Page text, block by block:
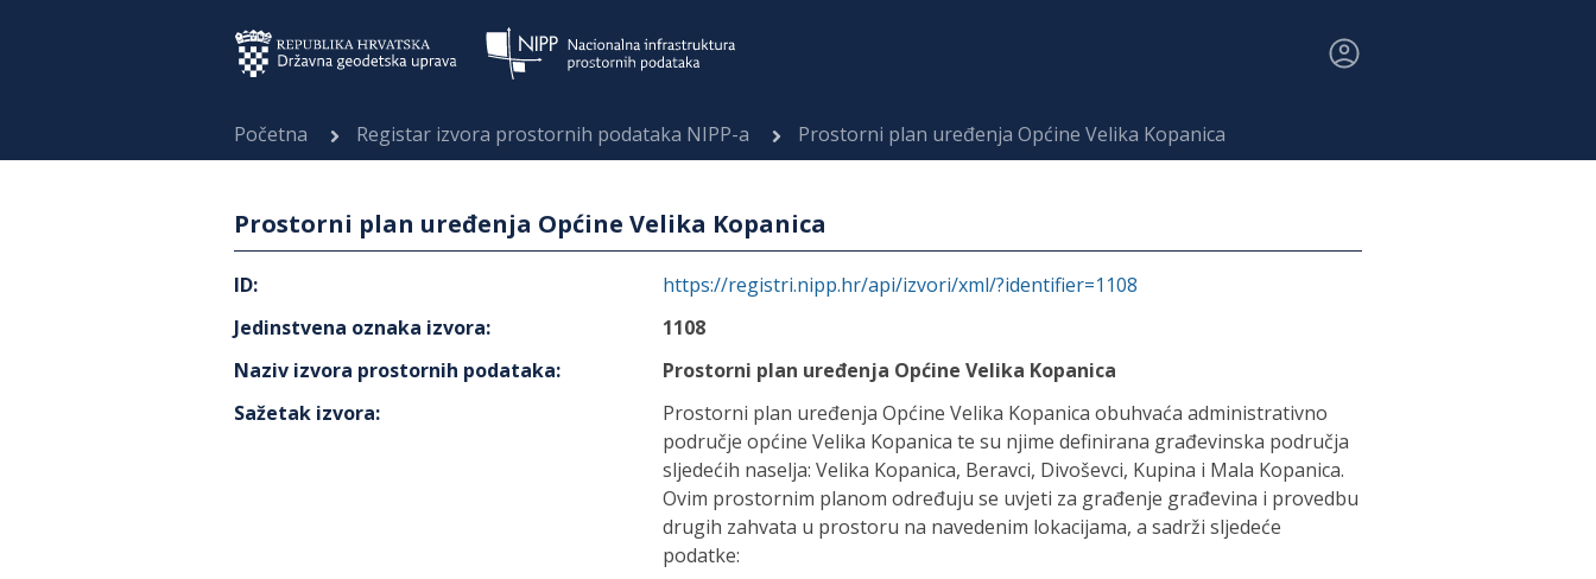
Početna Registar izvora prostornih podataka NIPP-a Prostorni plan uređenja Općine Velika Kopanica
Prostorni plan uređenja Općine Velika Kopanica
ID:
https://registri.nipp.hr/api/izvori/xml/?identifier=1108
Jedinstvena oznaka izvora:
1108
Naziv izvora prostornih podataka:
Prostorni plan uređenja Općine Velika Kopanica
Sažetak izvora:
Prostorni plan uređenja Općine Velika Kopanica obuhvaća administrativno
područje općine Velika Kopanica te su njime definirana građevinska područja
sljedećih naselja: Velika Kopanica, Beravci, Divoševci, Kupina i Mala Kopanica.
Ovim prostornim planom određuju se uvjeti za građenje građevina i provedbu
drugih zahvata u prostoru na navedenim lokacijama, a sadrži sljedeće
podatke: